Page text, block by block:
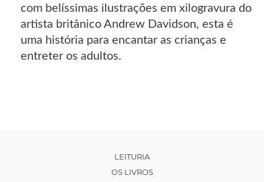
com belíssimas ilustrações em xilogravura do
artista britânico Andrew Davidson, esta é
uma história para encantar as crianças e
entreter os adultos.
LEITURIA
OS LIVROS